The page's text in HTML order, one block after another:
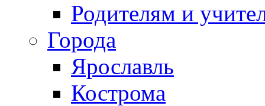
Родителям и
Города
Ярославль
Кострома